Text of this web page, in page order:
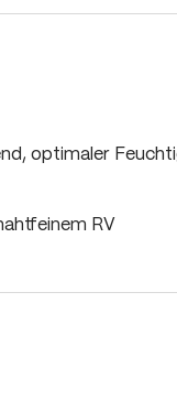
optimaler
RV